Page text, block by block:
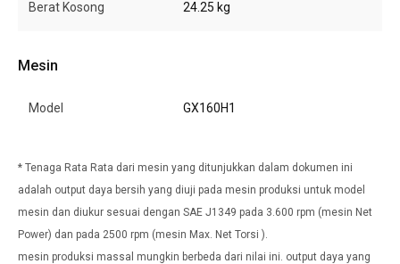
Berat Kosong 24.25 kg
Mesin
Model GX160H1
* Tenaga Rata Rata dari mesin yang ditunjukkan dalam dokumen ini
adalah output daya bersih yang diuji pada mesin produksi untuk model
mesin dan diukur sesuai dengan SAE J1349 pada 3.600 rpm (mesin Net
Power) dan pada 2500 rpm (mesin Max. Net Torsi ).
mesin produksi massal mungkin berbeda dari nilai ini. output daya yang